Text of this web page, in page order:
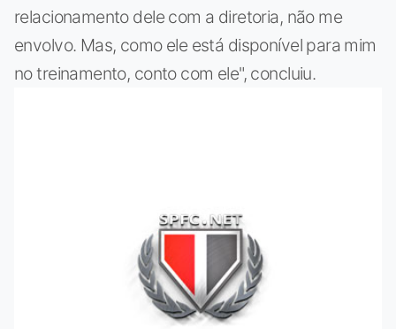
relacionamento dele com a diretoria, não me
envolvo. Mas, como ele está disponível para mim
no treinamento, conto com ele", concluiu.